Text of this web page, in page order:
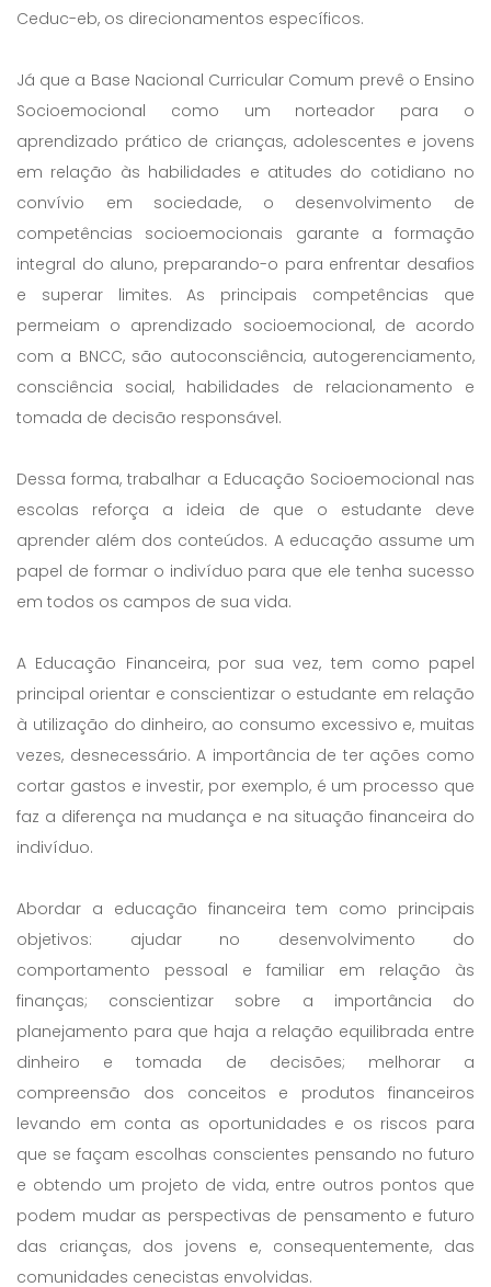
Ceduc-eb, os direcionamentos específicos.
Já que a Base Nacional Curricular Comum prevê o Ensino
Socioemocional como um norteador para o
aprendizado prático de crianças, adolescentes e jovens
em relação às habilidades e atitudes do cotidiano no
convívio em sociedade, o desenvolvimento de
competências socioemocionais garante a formação
integral do aluno, preparando-o para enfrentar desafios
e superar limites. As principais competências que
permeiam o aprendizado socioemocional, de acordo
com a BNCC, são autoconsciência, autogerenciamento,
consciência social, habilidades de relacionamento e
tomada de decisão responsável.
Dessa forma, trabalhar a Educação Socioemocional nas
escolas reforça a ideia de que o estudante deve
aprender além dos conteúdos. A educação assume um
papel de formar o indivíduo para que ele tenha sucesso
em todos os campos de sua vida.
A Educação Financeira, por sua vez, tem como papel
principal orientar e conscientizar o estudante em relação
à utilização do dinheiro, ao consumo excessivo e, muitas
vezes, desnecessário. A importância de ter ações como
cortar gastos e investir, por exemplo, é um processo que
faz a diferença na mudança e na situação financeira do
indivíduo.
Abordar a educação financeira tem como principais
objetivos: ajudar no desenvolvimento do
comportamento pessoal e familiar em relação às
finanças; conscientizar sobre a importância do
planejamento para que haja a relação equilibrada entre
dinheiro e tomada de decisões; melhorar a
compreensão dos conceitos e produtos financeiros
levando em conta as oportunidades e os riscos para
que se façam escolhas conscientes pensando no futuro
e obtendo um projeto de vida, entre outros pontos que
podem mudar as perspectivas de pensamento e futuro
das crianças, dos jovens e, consequentemente, das
comunidades cenecistas envolvidas.